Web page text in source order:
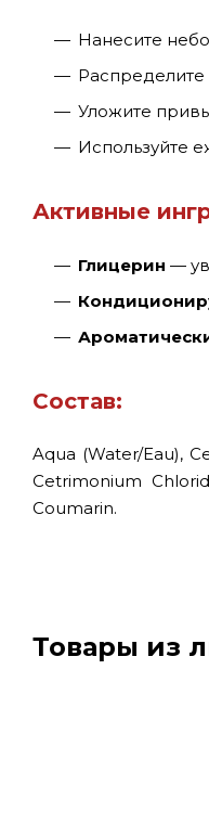
Нанесите
Уложите
Используйте
Активные
Глицерин —
Состав:
Aqua (Water/Eau),
Cetrimonium
Coumarin.
Товары из